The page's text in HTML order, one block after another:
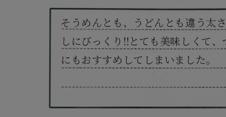
そうめんとも、うどんとも違う太
しにびっくり‼とても美味しくて
にもおすすめしてしまいました。